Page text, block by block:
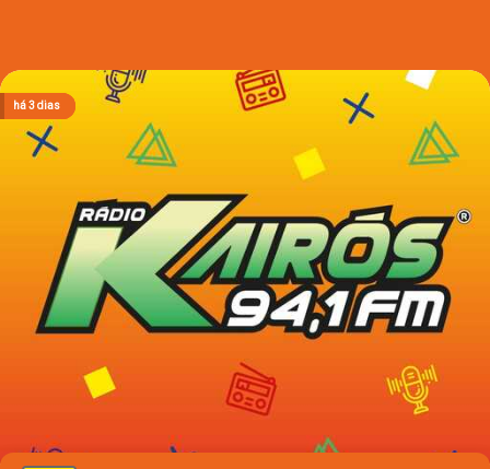
há 5 horas
há 5 horas
há 5 horas
há 3 dias
há 3 dias